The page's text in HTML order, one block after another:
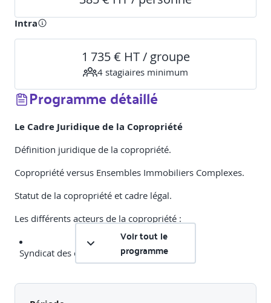
Intra
1 735 € HT / groupe
4 stagiaires minimum
Programme détaillé
Le Cadre Juridique de la Copropriété
Définition juridique de la copropriété.
Copropriété versus Ensembles Immobiliers Complexes.
Statut de la copropriété et cadre légal.
Les différents acteurs de la copropriété :
Syndicat des copropriétaires et son rôle.
Syndic de copropriété : missions et responsabilités .
Voir tout le
programme